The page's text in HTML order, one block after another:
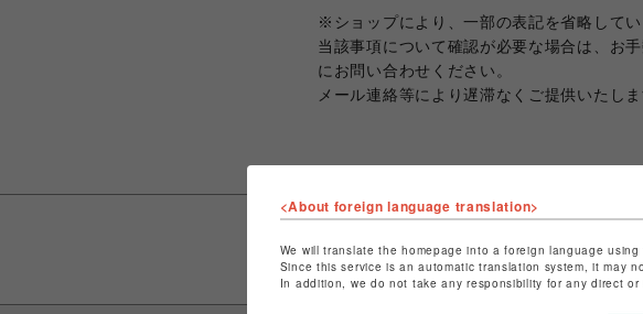
※ショップにより、一部の表記を省略してい
当該事項について確認が必要な場合は、お
にお問い合わせください。
メール連絡等により遅滞なくご提供いたしま
<About foreign language translation>
We will translate the homepage into a foreign language using
Since this service is an automatic translation system, it may
In addition, we do not take any responsibility for any direct